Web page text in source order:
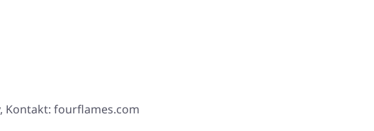
Kontakt: fourflames.com